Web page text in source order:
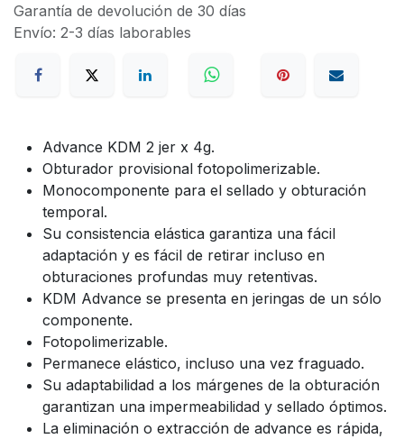
Garantía de devolución de 30 días
Envío: 2-3 días laborables
Advance KDM 2 jer x 4g.
Obturador provisional fotopolimerizable.
Monocomponente para el sellado y obturación
temporal.
Su consistencia elástica garantiza una fácil
adaptación y es fácil de retirar incluso en
obturaciones profundas muy retentivas.
KDM Advance se presenta en jeringas de un sólo
componente.
Fotopolimerizable.
Permanece elástico, incluso una vez fraguado.
Su adaptabilidad a los márgenes de la obturación
garantizan una impermeabilidad y sellado óptimos.
La eliminación o extracción de advance es rápida,